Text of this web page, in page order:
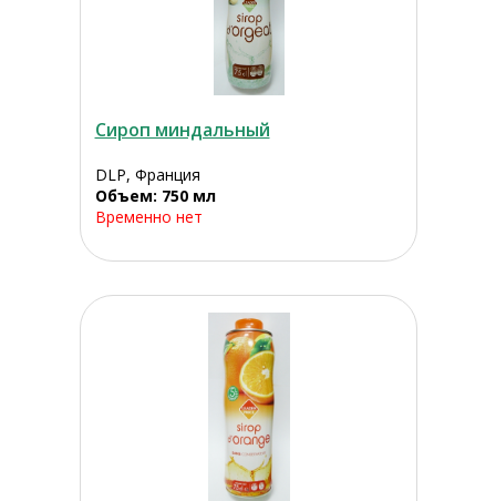
Сироп миндальный
DLP, Франция
Объем: 750 мл
Временно нет